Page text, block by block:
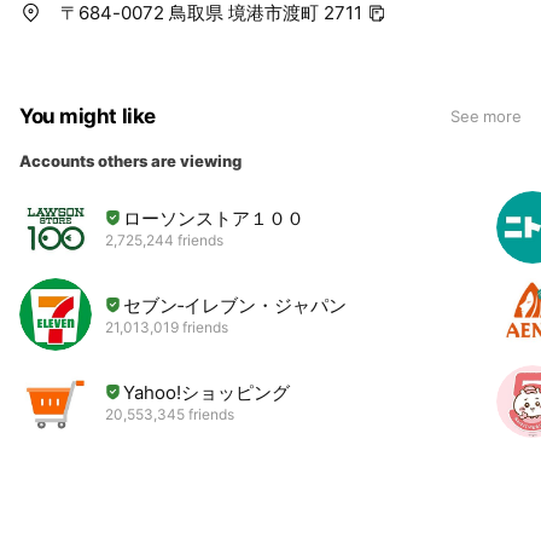
〒684-0072 鳥取県 境港市渡町 2711
You might like See more
Accounts others are viewing
ローソンストア１００
2,725,244 friends
セブン‐イレブン・ジャパン
21,013,019 friends
Yahoo!ショッピング
20,553,345 friends